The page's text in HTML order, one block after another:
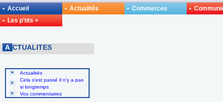
A CTUALITES
Actualités
Cela s'est passé il n'y a pas
si longtemps
Vos commentaires
• Accueil • Actualités • Commerces
•
• Les p'tits +